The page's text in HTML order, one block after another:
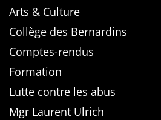
Arts & Culture
Collège des Bernardins
Comptes-rendus
Formation
Lutte contre les abus
Mgr Laurent Ulrich